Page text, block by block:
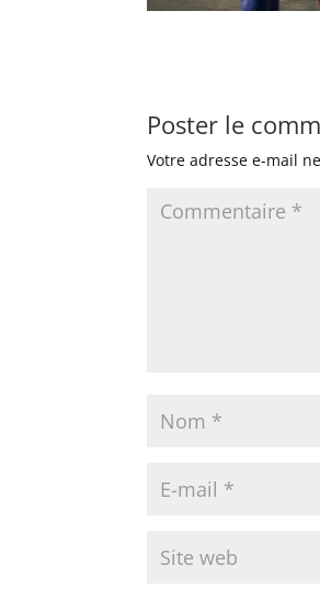
Poster le
Votre adresse e-mail